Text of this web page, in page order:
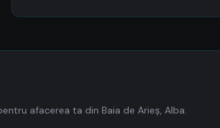
afacerea ta din Baia de Arieş, Alba.